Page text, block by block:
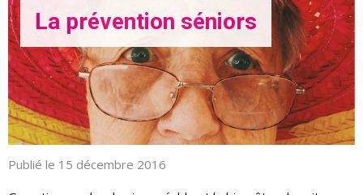
La prévention séniors
Publié le 15 décembre 2016